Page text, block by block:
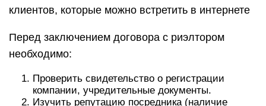
клиентов, которые можно встретить в интернете
Перед заключением договора с риэлтором
необходимо:
Проверить свидетельство о регистрации
компании, учредительные документы.
Изучить репутацию посредника (наличие